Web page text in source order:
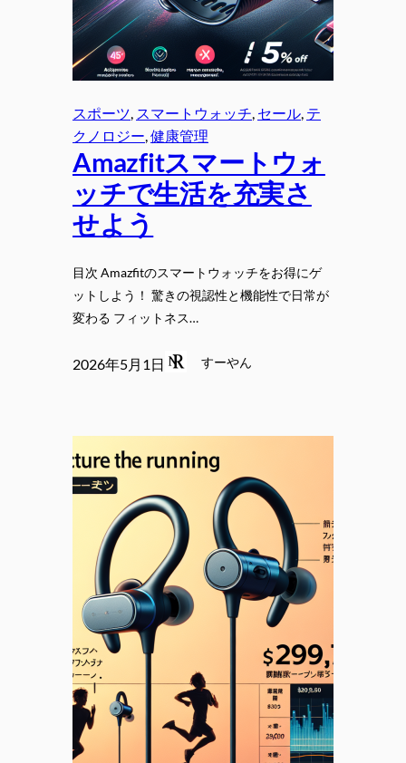
スポーツ スマートウォッチ セール テ
クノロジー 健康管理
Amazfitスマートウォ
ッチで生活を充実さ
せよう
目次 Amazfitのスマートウォッチをお得にゲ
ットしよう！ 驚きの視認性と機能性で日常が
変わる フィットネス…
2026年5月1日 すーやん